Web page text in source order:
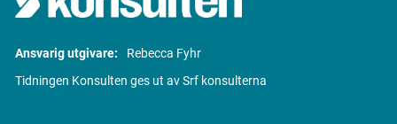
Ansvarig utgivare:
Rebecca Fyhr
Tidningen Konsulten ges ut av Srf konsulterna